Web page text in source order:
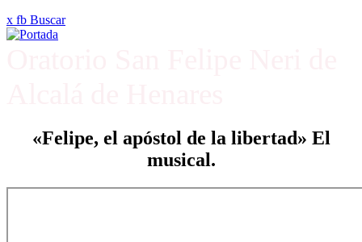
x fb Buscar
«Felipe, el apóstol de la libertad» El
musical.